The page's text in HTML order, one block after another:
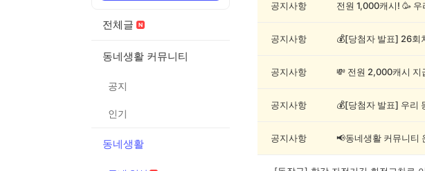
전체글
동네생활 커뮤니티
공지
인기
동네생활
공지사항
공지사항
공지사항
공지사항
공지사항 📢동네생활 커뮤니티